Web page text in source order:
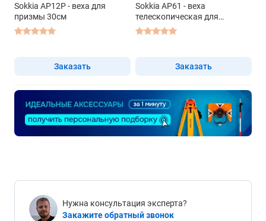
Sokkia AP12P - веха для
призмы 30см
Заказать
Sokkia AP61 - веха
телескопическая для
отражателей
Заказать
Нужна консультация эксперта?
Закажите обратный звонок